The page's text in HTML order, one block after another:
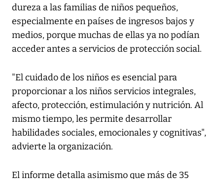
dureza a las familias de niños pequeños,
especialmente en países de ingresos bajos y
medios, porque muchas de ellas ya no podían
acceder antes a servicios de protección social.
"El cuidado de los niños es esencial para
proporcionar a los niños servicios integrales,
afecto, protección, estimulación y nutrición. Al
mismo tiempo, les permite desarrollar
habilidades sociales, emocionales y cognitivas",
advierte la organización.
El informe detalla asimismo que más de 35